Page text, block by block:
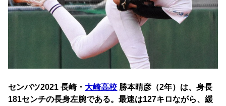
センバツ2021 長崎・ 大崎高校 勝本晴彦（2年）は、身長
181センチの長身左腕である。最速は127キロながら、緩